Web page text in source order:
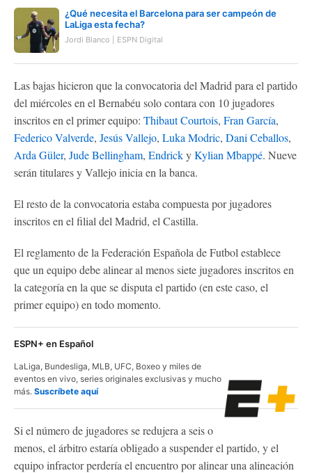
¿Qué necesita el Barcelona para ser campeón de
LaLiga esta fecha?
Jordi Blanco | ESPN Digital
Las bajas hicieron que la convocatoria del Madrid para el partido
del miércoles en el Bernabéu solo contara con 10 jugadores
inscritos en el primer equipo: Thibaut Courtois, Fran García,
Federico Valverde, Jesús Vallejo, Luka Modric, Dani Ceballos,
Arda Güler, Jude Bellingham, EndrickyKylian Mbappé. Nueve
serán titulares y Vallejo inicia en la banca.
El resto de la convocatoria estaba compuesta por jugadores
inscritos en el filial del Madrid, el Castilla.
El reglamento de la Federación Española de Futbol establece
que un equipo debe alinear al menos siete jugadores inscritos en
la categoría en la que se disputa el partido (en este caso, el
primer equipo) en todo momento.
ESPN+ en Español
LaLiga, Bundesliga, MLB, UFC, Boxeo y miles de
eventos en vivo, series originales exclusivas y mucho
más. Suscríbete aquí
Si el número de jugadores se redujera a seis o
menos, el árbitro estaría obligado a suspender el partido, y el
equipo infractor perdería el encuentro por alinear una alineación